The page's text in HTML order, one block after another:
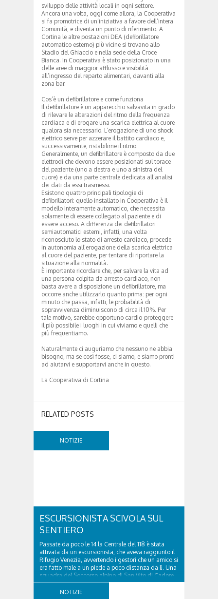
sviluppo delle attività locali in ogni settore.
Ancora una volta, oggi come allora, la Cooperativa
si fa promotrice di un’iniziativa a favore dell’intera
Comunità, e diventa un punto di riferimento. A
Cortina le altre postazioni DEA (defibrillatore
automatico esterno) più vicine si trovano allo
Stadio del Ghiaccio e nella sede della Croce
Bianca. In Cooperativa è stato posizionato in una
delle aree di maggior afflusso e visibilità:
all’ingresso del reparto alimentari, davanti alla
zona bar.
Cos’è un defibrillatore e come funziona
Il defibrillatore è un apparecchio salvavita in grado
di rilevare le alterazioni del ritmo della frequenza
cardiaca e di erogare una scarica elettrica al cuore
qualora sia necessario. L’erogazione di uno shock
elettrico serve per azzerare il battito cardiaco e,
successivamente, ristabilirne il ritmo.
Generalmente, un defibrillatore è composto da due
elettrodi che devono essere posizionati sul torace
del paziente (uno a destra e uno a sinistra del
cuore) e da una parte centrale dedicata all’analisi
dei dati da essi trasmessi.
Esistono quattro principali tipologie di
defibrillatori: quello installato in Cooperativa è il
modello interamente automatico, che necessita
solamente di essere collegato al paziente e di
essere acceso. A differenza dei defibrillatori
semiautomatici esterni, infatti, una volta
riconosciuto lo stato di arresto cardiaco, procede
in autonomia all’erogazione della scarica elettrica
al cuore del paziente, per tentare di riportare la
situazione alla normalità.
È importante ricordare che, per salvare la vita ad
una persona colpita da arresto cardiaco, non
basta avere a disposizione un defibrillatore, ma
occorre anche utilizzarlo quanto prima: per ogni
minuto che passa, infatti, le probabilità di
sopravvivenza diminuiscono di circa il 10%. Per
tale motivo, sarebbe opportuno cardio-proteggere
il più possibile i luoghi in cui viviamo e quelli che
più frequentiamo.
Naturalmente ci auguriamo che nessuno ne abbia
bisogno, ma se così fosse, ci siamo, e siamo pronti
ad aiutarvi e supportarvi anche in questo.
La Cooperativa di Cortina
RELATED POSTS
NOTIZIE
ESCURSIONISTA SCIVOLA SUL
SENTIERO
Passate da poco le 14 la Centrale del 118 è stata
attivata da un escursionista, che aveva raggiunto il
Rifugio Venezia, avvertendo i gestori che un amico si
era fatto male a un piede a poco distanza da lì. Una
squadra del Soccorso alpino di San Vito di Cadore
ha quindi raggiunto l'infortunato...
NOTIZIE